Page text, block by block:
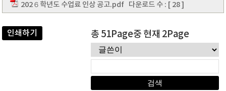
202６학년도 수업료 인상 공고.pdf 다운로드 수 : [ 28 ]
인쇄하기 총 51Page중 현재 2Page